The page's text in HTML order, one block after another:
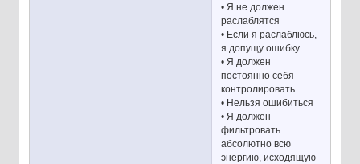
• Я не должен
раслаблятся
• Если я раслаблюсь,
я допущу ошибку
• Я должен
постоянно себя
контролировать
• Нельзя ошибиться
• Я должен
фильтровать
абсолютно всю
энергию, исходящую